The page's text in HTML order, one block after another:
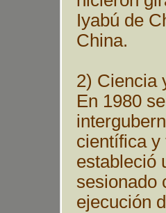
Iyabú de
China.
2) Ciencia
En 1980
científica y
estableció
sesionado
ejecución